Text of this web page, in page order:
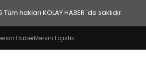
hakları KOLAY HABER 'de saklıdır.
HaberMersin Lojistik